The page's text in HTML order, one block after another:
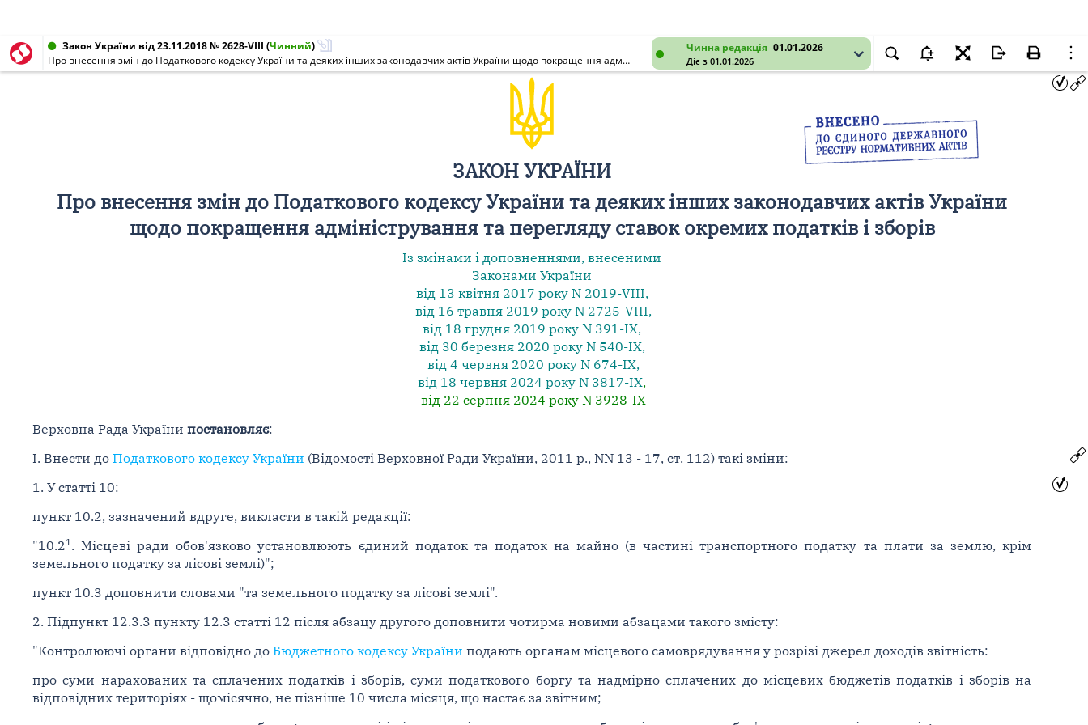
Чинна редакція 01.01.2026
Діє з 01.01.2026
Закон України від 23.11.2018 № 2628-VIII (Чинний)
Про внесення змін до Податкового кодексу України та деяких інших законодавчих актів України щодо покращення адміністрування та перегляду ставок окремих податків і зборів